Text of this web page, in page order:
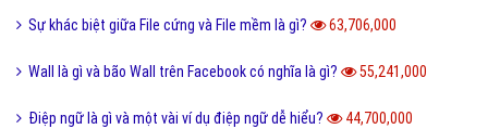
Sự khác biệt giữa File cứng và File mềm là gì? 63,706,000
Wall là gì và bão Wall trên Facebook có nghĩa là gì? 55,241,000
Điệp ngữ là gì và một vài ví dụ điệp ngữ dễ hiểu? 44,700,000